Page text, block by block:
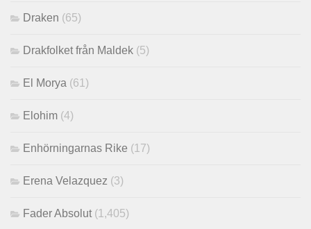
Draken (65)
Drakfolket från Maldek (5)
El Morya (61)
Elohim (4)
Enhörningarnas Rike (17)
Erena Velazquez (3)
Fader Absolut (1,405)